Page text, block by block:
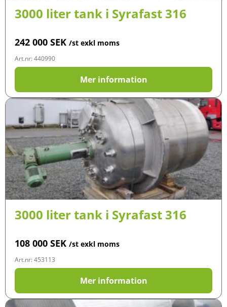
3000 liter tank i Syrafast 316
242 000 SEK /st exkl moms
Art.nr: 440990
Mer information
3000 liter tank i Syrafast 316
108 000 SEK /st exkl moms
Art.nr: 453113
Mer information